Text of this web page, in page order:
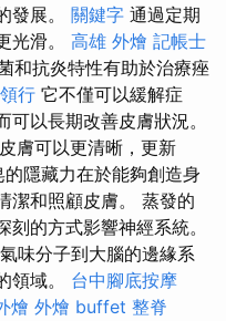
發展。 關鍵字 通過定期
光滑。 高雄 外燴 記帳士
和抗炎特性有助於治療痤
行 它不僅可以緩解症
以長期改善皮膚狀況。
膚可以更清晰，更新
的隱藏力在於能夠創造身
潔和照顧皮膚。 蒸發的
的方式影響神經系統。
味分子到大腦的邊緣系
領域。 台中腳底按摩
燴 外燴 buffet 整脊